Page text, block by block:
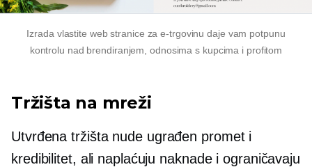
Izrada vlastite web stranice za e-trgovinu daje vam potpunu
kontrolu nad brendiranjem, odnosima s kupcima i profitom
Tržišta na mreži
Utvrđena tržišta nude ugrađen promet i
kredibilitet, ali naplaćuju naknade i ograničavaju